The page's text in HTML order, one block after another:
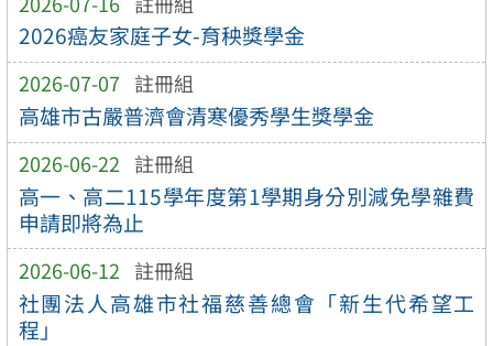
2026癌友家庭子女-育秧獎學金
2026-07-07 註冊組
高雄市古嚴普濟會清寒優秀學生獎學金
2026-06-22 註冊組
高一、高二115學年度第1學期身分別減免學雜費
申請即將為止
2026-06-12 註冊組
社團法人高雄市社福慈善總會「新生代希望工
程」